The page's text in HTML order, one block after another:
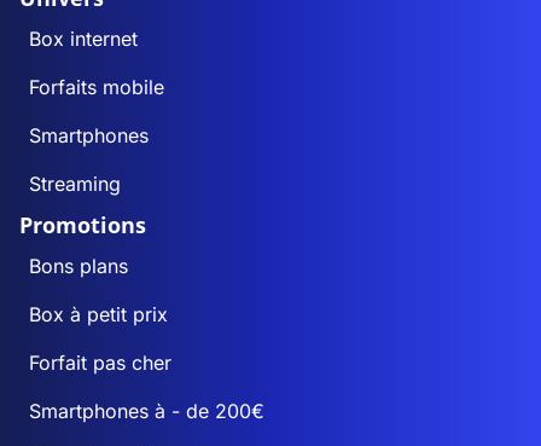
Box internet
Forfaits mobile
Smartphones
Streaming
Promotions
Bons plans
Box à petit prix
Forfait pas cher
Smartphones à - de 200€